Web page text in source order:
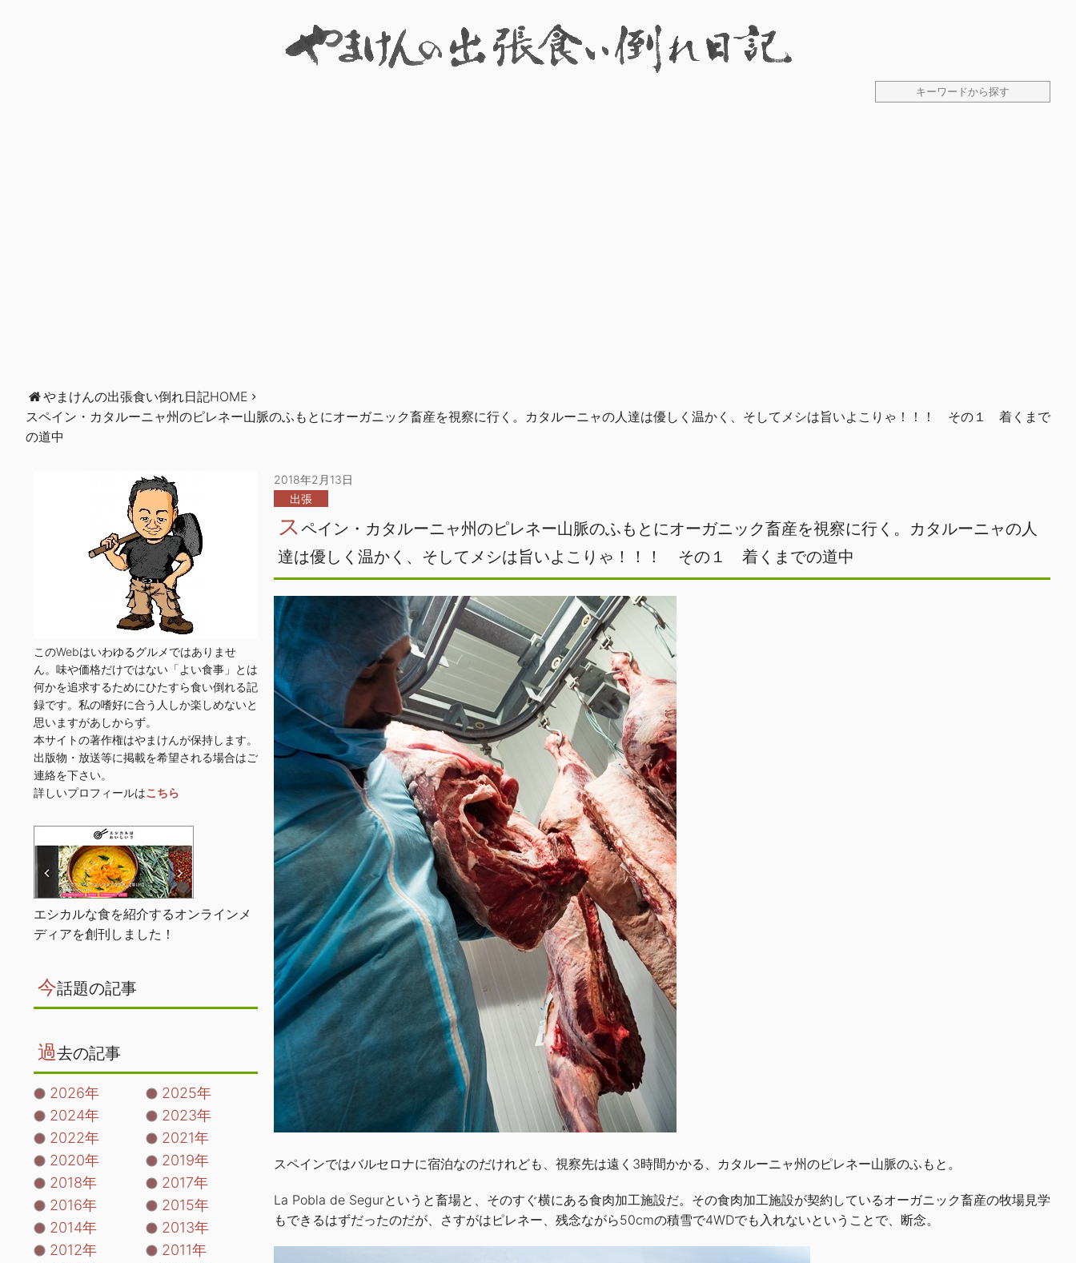
やまけんの出張食い倒れ日記HOME
スペイン・カタルーニャ州のピレネー山脈のふもとにオーガニック畜産を視察に行く。カタルーニャの人達は優しく温かく、そしてメシは旨いよこりゃ！！！ その１ 着くまで
の道中
2018年2月13日
出張
スペイン・カタルーニャ州のピレネー山脈のふもとにオーガニック畜産を視察に行く。カタルーニャの人
達は優しく温かく、そしてメシは旨いよこりゃ！！！ その１ 着くまでの道中
スペインではバルセロナに宿泊なのだけれども、視察先は遠く3時間かかる、カタルーニャ州のピレネー山脈のふもと。
La Pobla de Segurというと畜場と、そのすぐ横にある食肉加工施設だ。その食肉加工施設が契約しているオーガニック畜産の牧場見学
もできるはずだったのだが、さすがはピレネー、残念ながら50cmの積雪で4WDでも入れないということで、断念。
このWebはいわゆるグルメではありませ
ん。味や価格だけではない「よい食事」とは
何かを追求するためにひたすら食い倒れる記
録です。私の嗜好に合う人しか楽しめないと
思いますがあしからず。
本サイトの著作権はやまけんが保持します。
出版物・放送等に掲載を希望される場合はご
連絡を下さい。
詳しいプロフィールはこちら
エシカルな食を紹介するオンラインメ
ディアを創刊しました！
今話題の記事
過去の記事
2026年
2025年
2024年
2023年
2022年
2021年
2020年
2019年
2018年
2017年
2016年
2015年
2014年
2013年
2012年
2011年